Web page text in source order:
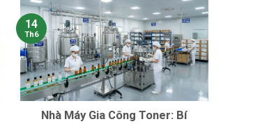
Nhà Máy Gia Công Toner: Bí
14
Th6